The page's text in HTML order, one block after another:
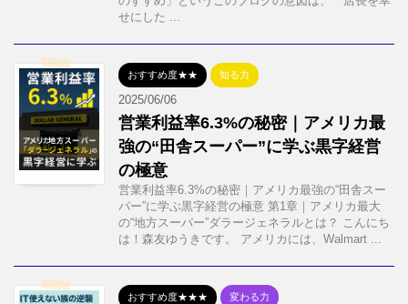
せにした ...
おすすめ度★★ 知る力
2025/06/06
営業利益率6.3%の秘密｜アメリカ最
強の“田舎スーパー”に学ぶ黒字経営
の極意
営業利益率6.3%の秘密｜アメリカ最強の“田舎スー
パー”に学ぶ黒字経営の極意 第1章｜アメリカ最大
の“地方スーパー”ダラージェネラルとは？ こんにち
は！森友ゆうきです。 アメリカには、Walmart ...
おすすめ度★★★ 変わる力